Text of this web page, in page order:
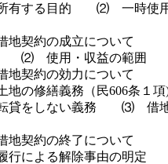
有する目的 ⑵ 一時使用
地契約の成立について
使用・収益の範囲
地契約の効力について
地の修繕義務（民606条
貸をしない義務 ⑶ 借地
地契約の終了について
行による解除事由の明